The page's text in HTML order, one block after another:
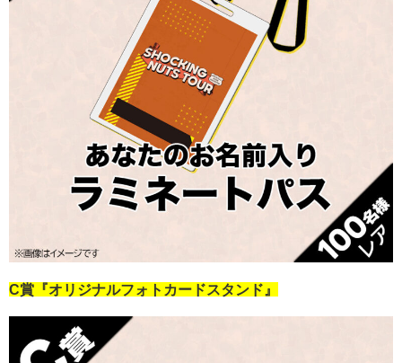
C賞『オリジナルフォトカードスタンド』